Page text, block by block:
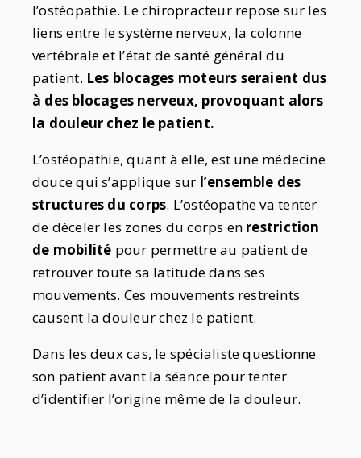
l’ostéopathie. Le chiropracteur repose sur les
liens entre le système nerveux, la colonne
vertébrale et l’état de santé général du
patient. Les blocages moteurs seraient dus
à des blocages nerveux, provoquant alors
la douleur chez le patient.
L’ostéopathie, quant à elle, est une médecine
douce qui s’applique sur l’ensemble des
structures du corps. L’ostéopathe va tenter
de déceler les zones du corps en restriction
de mobilité pour permettre au patient de
retrouver toute sa latitude dans ses
mouvements. Ces mouvements restreints
causent la douleur chez le patient.
Dans les deux cas, le spécialiste questionne
son patient avant la séance pour tenter
d’identifier l’origine même de la douleur.